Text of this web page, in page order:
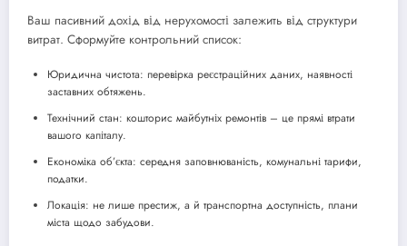
Ваш пасивний дохід від нерухомості залежить від структури
витрат. Сформуйте контрольний список:
Юридична чистота: перевірка реєстраційних даних, наявності
заставних обтяжень.
Технічний стан: кошторис майбутніх ремонтів – це прямі втрати
вашого капіталу.
Економіка об’єкта: середня заповнюваність, комунальні тарифи,
податки.
Локація: не лише престиж, а й транспортна доступність, плани
міста щодо забудови.